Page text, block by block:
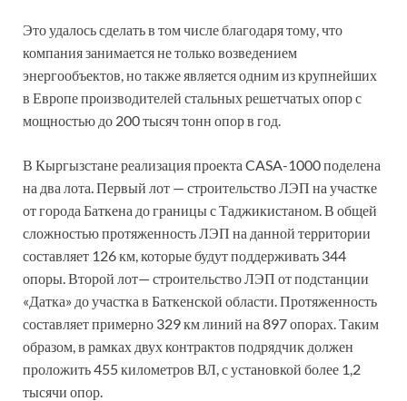
Это удалось сделать в том числе благодаря тому, что
компания занимается не только возведением
энергообъектов, но также является одним из крупнейших
в Европе производителей стальных решетчатых опор с
мощностью до 200 тысяч тонн опор в год.
В Кыргызстане реализация проекта CASA-1000 поделена
на два лота. Первый лот — строительство ЛЭП на участке
от города Баткена до границы с Таджикистаном. В общей
сложностью протяженность ЛЭП на данной территории
составляет 126 км, которые будут поддерживать 344
опоры. Второй лот— строительство ЛЭП от подстанции
«Датка» до участка в Баткенской области. Протяженность
составляет примерно 329 км линий на 897 опорах. Таким
образом, в рамках двух контрактов подрядчик должен
проложить 455 километров ВЛ, с установкой более 1,2
тысячи опор.